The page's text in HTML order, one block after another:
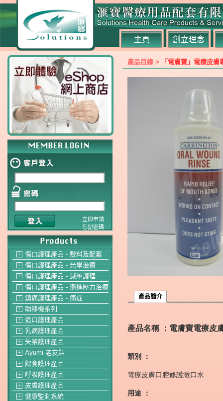
主頁 創立理念
立即申請
忘記密碼
＋ 傷口護理產品 - 敷料及配套
＋ 傷口護理產品 - 光學治療
＋ 傷口護理產品 - 減壓護理
＋ 傷口護理產品 - 漸進壓力治療
＋ 鎮痛護理產品 - 痛症
＋ 助移機系列
＋ 造口護理產品
＋ 乳病護理產品
＋ 失禁護理產品
＋ Ayumi 老友鞋
＋ 餵食護理產品
＋ 呼吸護理產品
＋ 皮膚護理產品
＋ 健康監測系統
產品目錄 > 「電膚寶」電療皮膚
產品簡介
產品名稱 ：電膚寶電療皮
類別 ：
電療皮膚口腔修護漱口水
用途 ：